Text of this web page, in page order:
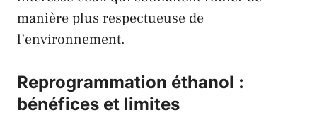
manière plus respectueuse de
l’environnement.
Reprogrammation éthanol :
bénéfices et limites